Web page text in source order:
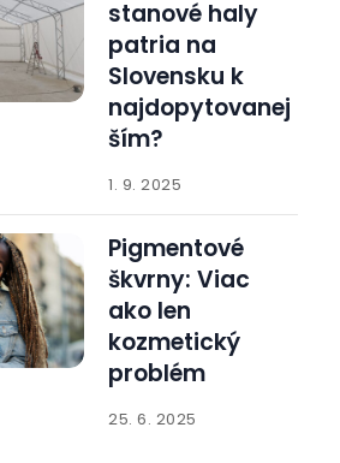
stanové haly
patria na
Slovensku k
najdopytovanej
ším?
1. 9. 2025
Pigmentové
škvrny: Viac
ako len
kozmetický
problém
25. 6. 2025